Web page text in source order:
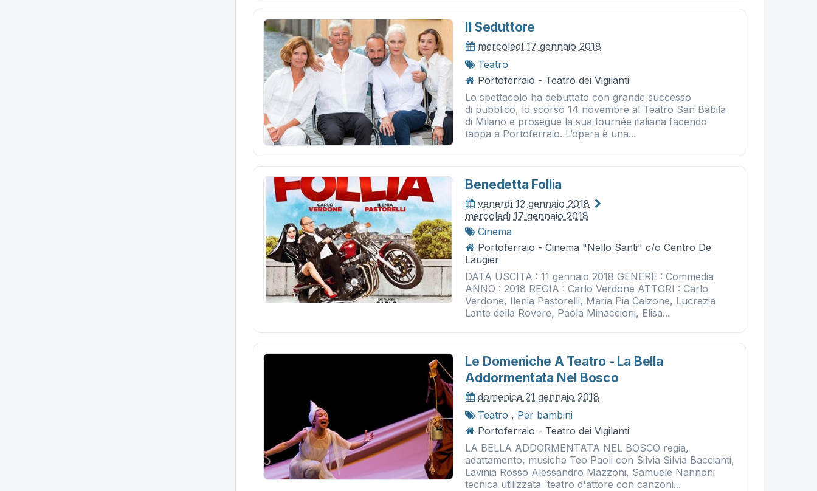
Il Seduttore
mercoledì 17 gennaio 2018
Teatro
Portoferraio - Teatro dei Vigilanti
Lo spettacolo ha debuttato con grande successo
di pubblico, lo scorso 14 novembre al Teatro San Babila
di Milano e prosegue la sua tournée italiana facendo
tappa a Portoferraio. L’opera è una...
Benedetta Follia
venerdì 12 gennaio 2018
mercoledì 17 gennaio 2018
Cinema
Portoferraio - Cinema "Nello Santi" c/o Centro De
Laugier
DATA USCITA : 11 gennaio 2018 GENERE : Commedia
ANNO : 2018 REGIA : Carlo Verdone ATTORI : Carlo
Verdone, Ilenia Pastorelli, Maria Pia Calzone, Lucrezia
Lante della Rovere, Paola Minaccioni, Elisa...
Le Domeniche A Teatro - La Bella
Addormentata Nel Bosco
domenica 21 gennaio 2018
Teatro , Per bambini
Portoferraio - Teatro dei Vigilanti
LA BELLA ADDORMENTATA NEL BOSCO regia,
adattamento, musiche Teo Paoli con Silvia Silvia Baccianti,
Lavinia Rosso Alessandro Mazzoni, Samuele Nannoni
tecnica utilizzata teatro d'attore con canzoni...